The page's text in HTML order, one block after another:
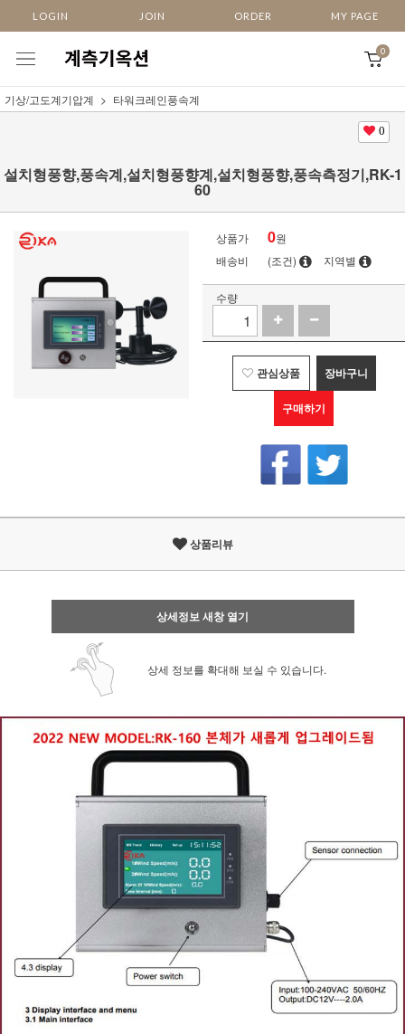
LOGIN JOIN ORDER MY PAGE
0
기상/고도계기압계 타워크레인풍속계
0
설치형풍향,풍속계,설치형풍향계,설치형풍향,풍속측정기,RK-1
60
상품가 0원
배송비
(조건) 지역별
수량
관심상품 장바구니
구매하기
상품리뷰
상세정보 새창 열기
상세 정보를 확대해 보실 수 있습니다.